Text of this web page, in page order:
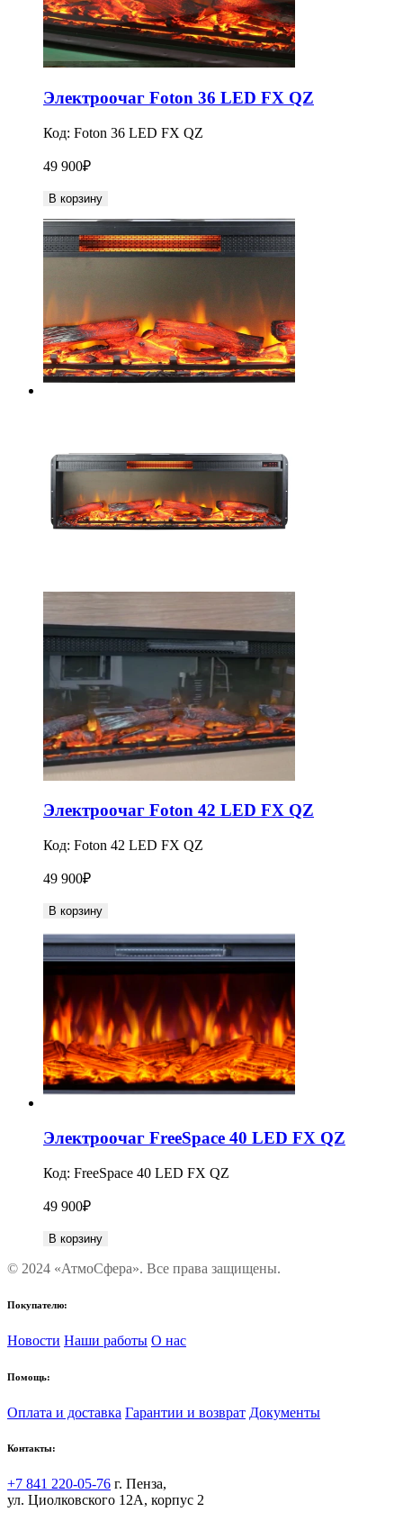
Электроочаг Foton 36 LED FX QZ
Код: Foton 36 LED FX QZ
49 900₽
В корзину
Электроочаг Foton 42 LED FX QZ
Код: Foton 42 LED FX QZ
49 900₽
В корзину
Электроочаг FreeSpace 40 LED FX QZ
Код: FreeSpace 40 LED FX QZ
49 900₽
В корзину
© 2024 «АтмоСфера». Все права защищены.
Покупателю:
Новости Наши работы О нас
Помощь:
Оплата и доставка Гарантии и возврат Документы
Контакты:
+7 841 220-05-76 г. Пенза,
ул. Циолковского 12А, корпус 2